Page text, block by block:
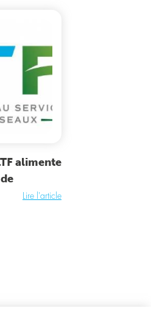
alimente
Lire l'article